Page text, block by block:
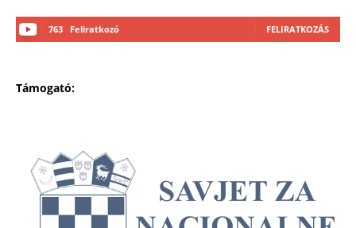
763 Feliratkozó FELIRATKOZÁS
Támogató: